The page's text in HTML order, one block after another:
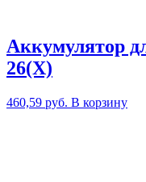
Аккумулятор
26(X)
460,59 руб. В корзину